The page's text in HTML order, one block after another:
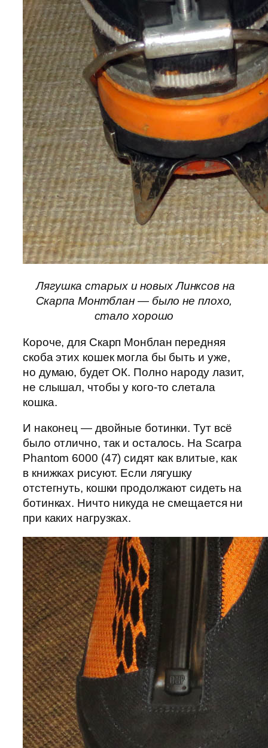
Лягушка старых и новых Линксов на
Скарпа Монтблан — было не плохо,
стало хорошо
Короче, для Скарп Монблан передняя
скоба этих кошек могла бы быть и уже,
но думаю, будет ОК. Полно народу лазит,
не слышал, чтобы у кого-то слетала
кошка.
И наконец — двойные ботинки. Тут всё
было отлично, так и осталось. На Scarpa
Phantom 6000 (47) cидят как влитые, как
в книжках рисуют. Если лягушку
отстегнуть, кошки продолжают сидеть на
ботинках. Ничто никуда не смещается ни
при каких нагрузках.